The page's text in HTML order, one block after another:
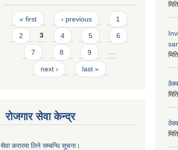
Pages
« first ‹ previous 1
2 3 4 5 6
7 8 9 …
next › last »
रोजगार सेवा केन्द्र
सेवा करारमा लिने सम्बन्धि सूचना।